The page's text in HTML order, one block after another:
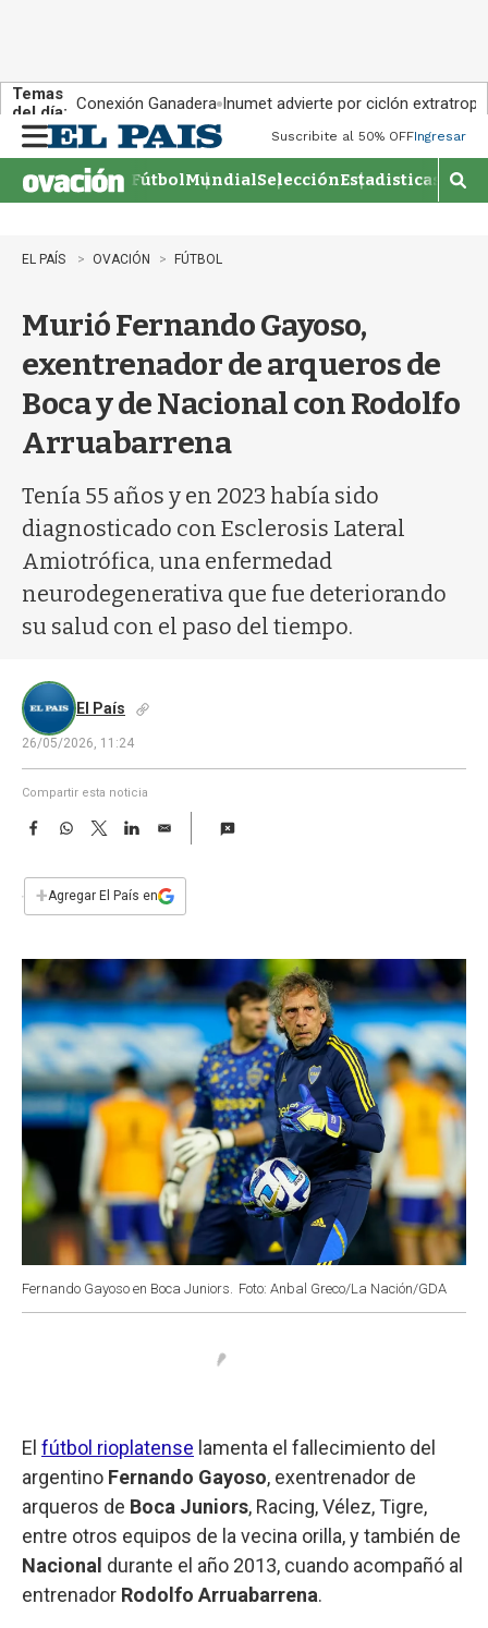
Temas
del día: Conexión Ganadera Inumet advierte por ciclón
n
u
Suscribite al 50% OFFIngresar
FútbolMundialSelecciónEstadisticas
M
o
q
EL PAÍS OVACIÓN FÚTBOL
Murió Fernando Gayoso,
exentrenador de arqueros de
Boca y de Nacional con Rodolfo
Arruabarrena
Tenía 55 años y en 2023 había sido
diagnosticado con Esclerosis Lateral
Amiotrófica, una enfermedad
neurodegenerativa que fue deteriorando
su salud con el paso del tiempo.
El País
26/05/2026, 11:24
Compartir esta noticia
F
e
b
k
W
s
p
T
w
t
L
n
E
i
l
+Agregar El País en
Fernando Gayoso en Boca Juniors. Foto: Anbal Greco/La Nación/GDA
El fútbol rioplatense lamenta el fallecimiento del
argentino Fernando Gayoso, exentrenador de
arqueros de Boca Juniors, Racing, Vélez, Tigre,
entre otros equipos de la vecina orilla, y también de
Nacional durante el año 2013, cuando acompañó al
entrenador Rodolfo Arruabarrena.